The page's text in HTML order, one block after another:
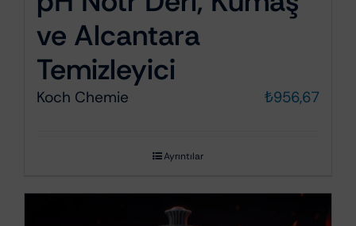
ve Alcantara
Temizleyici
Koch Chemie ₺956,67
Ayrıntılar